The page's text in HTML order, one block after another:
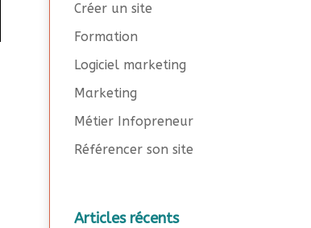
Créer un site
Formation
Logiciel marketing
Marketing
Métier Infopreneur
Référencer son site
Articles récents